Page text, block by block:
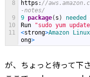
8
9
10
11
https : //
-notes/
9 package( s ) needed
Run
"sudo yum
<strong>Amazon Linux
ong>
が、ちょっと待って下さ